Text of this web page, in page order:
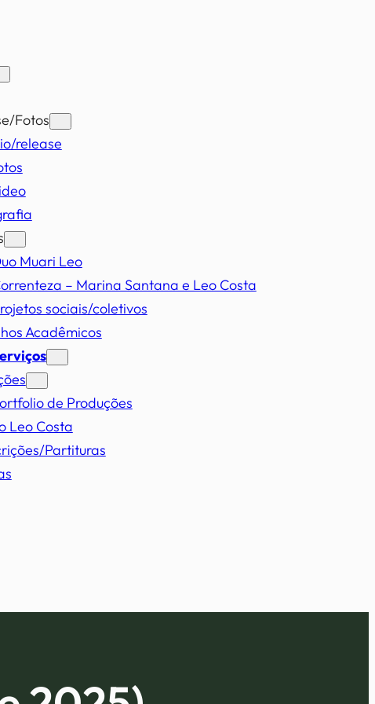
Fotos
release
Muari Leo
– Marina Santana e Leo Costa
sociais/coletivos
Acadêmicos
de Produções
Leo Costa
Partituras